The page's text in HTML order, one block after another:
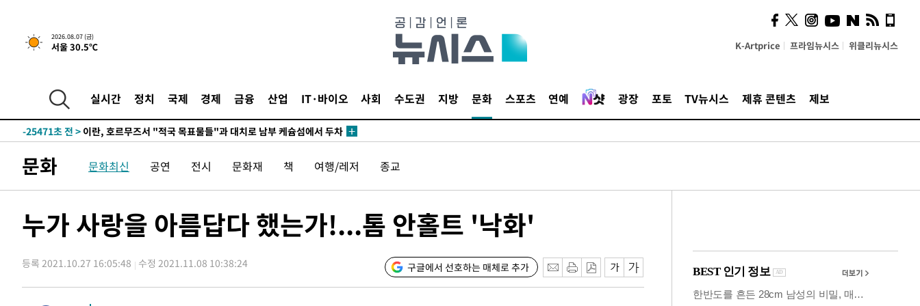
2026.08.07 (금)
서울 30.5℃ K-Artprice 프라임뉴시스 위클리뉴시스
실시간 정치 국제 경제 금융 산업 IT·바이오 사회 수도권 지방 문화 스포츠 연예 광장 포토 TV뉴시스 제휴 콘텐츠 제보
-31209초 전 >
시리아 다마스쿠스 교외에서 미니버스 폭발.. 14명 부상, 3명은 중
-30507초 전 >
-25471초 전 > 이란, 호르무즈서 "적국 목표물들"과 대치로 남부 케슘섬에서 두차
발효
-22337초 전 >
[속보]트럼프, 美 원정출산 금지 행정명령 서명
-20037초 전 >[속보] 뉴욕증시, 일제 하락 마감…나스닥 0.06%↓
태
-30527초 전 >입추에도 극한더위…서울 낮 39도 '폭염중대경보'
례 큰 폭발음
-24206초 전 >[속보]美, 폴리실리콘 수입 규제…파생제품 15% 관세, 120일 후
-22357초 전 >[속보]트럼프, 美 원정출산 금지 행정명령 서명
-20057초 전 >
[속보] 뉴욕증시, 일제 하락 마감…나스닥 0.06%↓
문화 문화최신 공연 전시 문화재 책 여행/레저 종교
누가 사랑을 아름답다 했는가!...톰 안홀트 '낙화'
등록 2021.10.27 16:05:48 수정 2021.11.08 10:38:24 구글에서 선호하는 매체로 추가
즈, 소리 봇짐 지고 세상으
로 "韓 요소 깊게 우려내"